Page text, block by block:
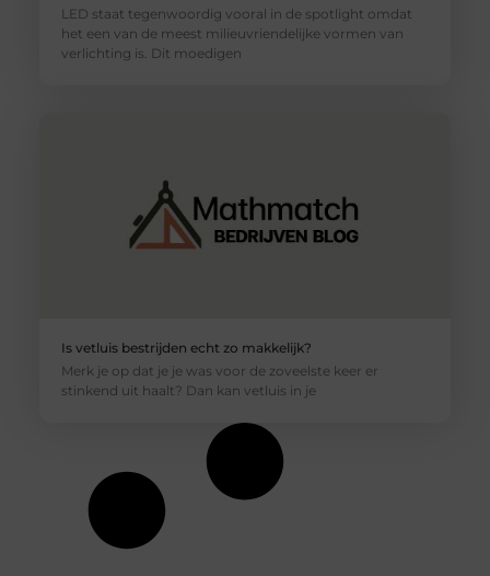
LED staat tegenwoordig vooral in de spotlight omdat
het een van de meest milieuvriendelijke vormen van
verlichting is. Dit moedigen
Is vetluis bestrijden echt zo makkelijk?
Merk je op dat je je was voor de zoveelste keer er
stinkend uit haalt? Dan kan vetluis in je